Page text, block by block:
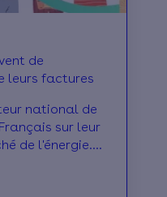
de
leurs factures
national de
sur leur
de l'énergie.